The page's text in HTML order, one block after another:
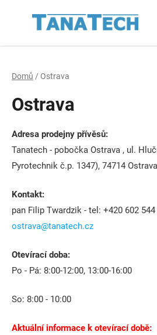
Domů / Ostrava
Ostrava
Adresa prodejny přívěsů:
Tanatech - pobočka Ostrava , ul.
Pyrotechnik č.p. 1347), 74714
Kontakt:
pan Filip Twardzik - tel: +420 602
ostrava@tanatech.cz
Otevírací doba:
Po - Pá: 8:00-12:00, 13:00-16:00
So: 8:00 - 10:00
Aktuální informace k otevírací době: